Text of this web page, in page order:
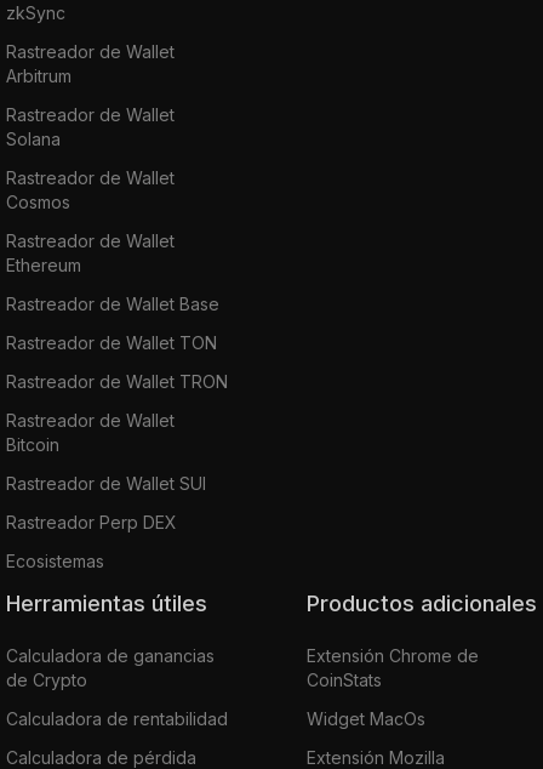
zkSync
Rastreador de Wallet
Arbitrum
Rastreador de Wallet
Solana
Rastreador de Wallet
Cosmos
Rastreador de Wallet
Ethereum
Rastreador de Wallet Base
Rastreador de Wallet TON
Rastreador de Wallet TRON
Rastreador de Wallet
Bitcoin
Rastreador de Wallet SUI
Rastreador Perp DEX
Ecosistemas
Herramientas útiles
Calculadora de ganancias
de Crypto
Calculadora de rentabilidad
Calculadora de pérdida
Productos adicionales
Extensión Chrome de
CoinStats
Widget MacOs
Extensión Mozilla